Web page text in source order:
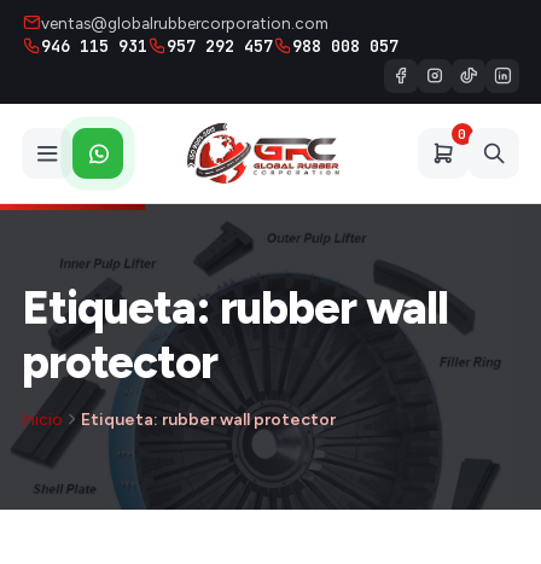
ventas@globalrubbercorporation.com
946 115 931 957 292 457 988 008 057
0
Etiqueta: rubber wall
protector
Inicio Etiqueta: rubber wall protector